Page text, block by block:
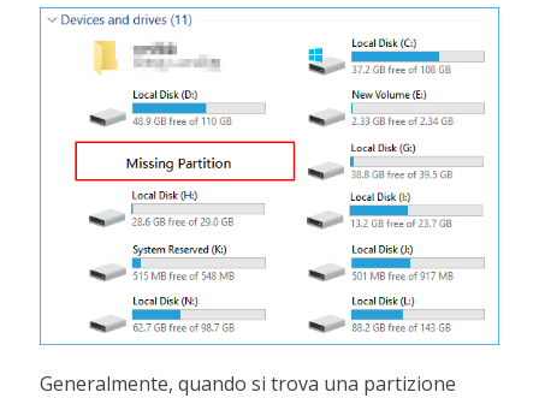
Generalmente, quando si trova una partizione